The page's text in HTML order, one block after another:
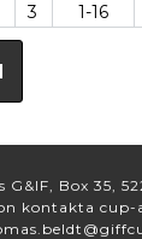
3 1-16
G&IF, Box 35,
kontakta cup-